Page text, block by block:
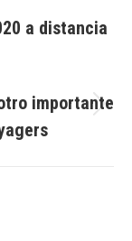
a distancia
importante